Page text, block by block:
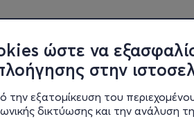
ώστε να
στην
εξατομίκευση του
δικτύωσης και την ανάλυση